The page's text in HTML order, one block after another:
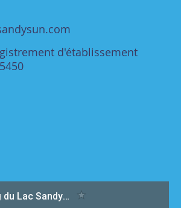
d'établissement